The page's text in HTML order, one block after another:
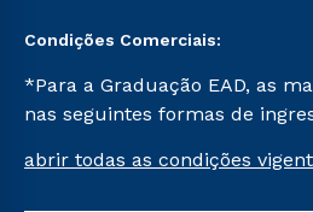
Condições Comerciais:
*Para a Graduação EAD, as
nas seguintes formas de
Já para as demais, a taxa de
abrir todas as condições